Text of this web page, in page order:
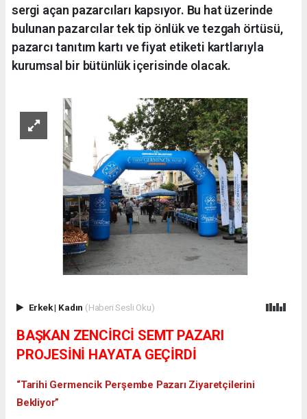
sergi açan pazarcıları kapsıyor. Bu hat üzerinde
bulunan pazarcılar tek tip önlük ve tezgah örtüsü,
pazarcı tanıtım kartı ve fiyat etiketi kartlarıyla
kurumsal bir bütünlük içerisinde olacak.
Erkek| Kadın (Haberi Sesli Oku)
BAŞKAN ZENCİRCİ SEMT PAZARI
PROJESİNİ HAYATA GEÇİRDİ
“Tarihi Germencik Perşembe Pazarı Ziyaretçilerini
Bekliyor”